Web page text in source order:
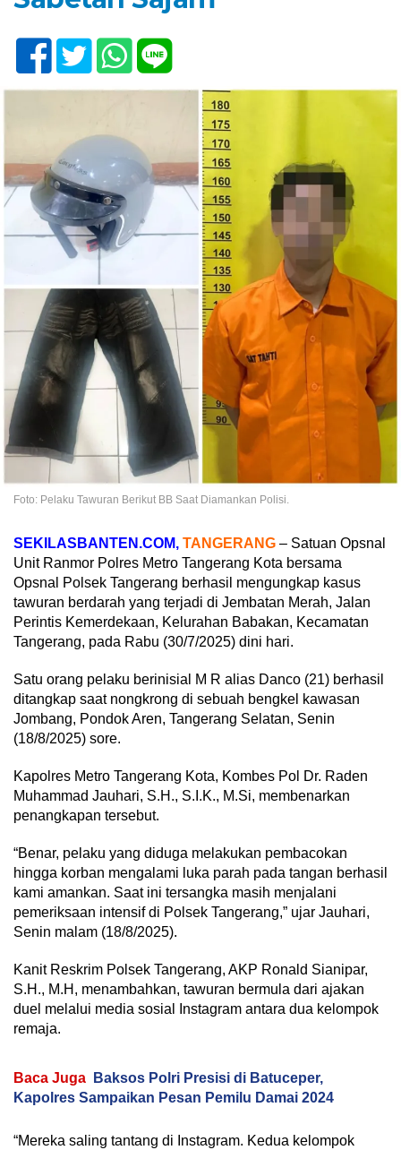
Foto: Pelaku Tawuran Berikut BB Saat Diamankan Polisi.
SEKILASBANTEN.COM, TANGERANG – Satuan Opsnal
Unit Ranmor Polres Metro Tangerang Kota bersama
Opsnal Polsek Tangerang berhasil mengungkap kasus
tawuran berdarah yang terjadi di Jembatan Merah, Jalan
Perintis Kemerdekaan, Kelurahan Babakan, Kecamatan
Tangerang, pada Rabu (30/7/2025) dini hari.
Satu orang pelaku berinisial M R alias Danco (21) berhasil
ditangkap saat nongkrong di sebuah bengkel kawasan
Jombang, Pondok Aren, Tangerang Selatan, Senin
(18/8/2025) sore.
Kapolres Metro Tangerang Kota, Kombes Pol Dr. Raden
Muhammad Jauhari, S.H., S.I.K., M.Si, membenarkan
penangkapan tersebut.
“Benar, pelaku yang diduga melakukan pembacokan
hingga korban mengalami luka parah pada tangan berhasil
kami amankan. Saat ini tersangka masih menjalani
pemeriksaan intensif di Polsek Tangerang,” ujar Jauhari,
Senin malam (18/8/2025).
Kanit Reskrim Polsek Tangerang, AKP Ronald Sianipar,
S.H., M.H, menambahkan, tawuran bermula dari ajakan
duel melalui media sosial Instagram antara dua kelompok
remaja.
Baca Juga
Baksos Polri Presisi di Batuceper,
Kapolres Sampaikan Pesan Pemilu Damai 2024
“Mereka saling tantang di Instagram. Kedua kelompok